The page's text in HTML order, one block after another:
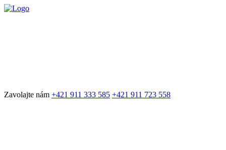
Zavolajte nám +421 911 333 585 +421 911 723 558